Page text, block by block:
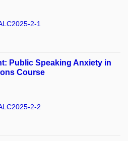
2-1
Public Speaking Anxiety in
Course
2-2